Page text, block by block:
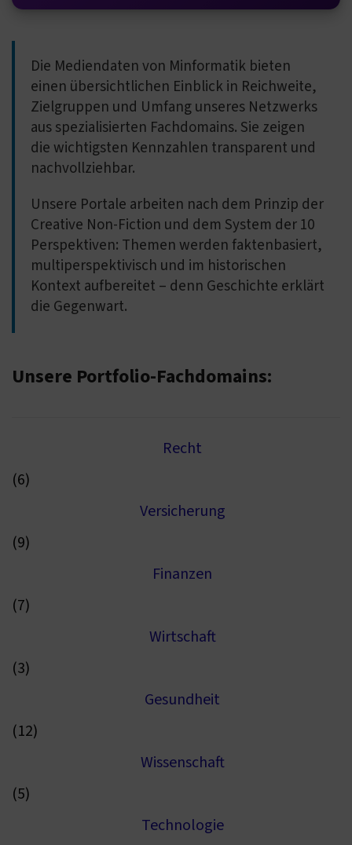
Die Mediendaten von Minformatik bieten
einen übersichtlichen Einblick in Reichweite,
Zielgruppen und Umfang unseres Netzwerks
aus spezialisierten Fachdomains. Sie zeigen
die wichtigsten Kennzahlen transparent und
nachvollziehbar.
Unsere Portale arbeiten nach dem Prinzip der
Creative Non-Fiction und dem System der 10
Perspektiven: Themen werden faktenbasiert,
multiperspektivisch und im historischen
Kontext aufbereitet – denn Geschichte erklärt
die Gegenwart.
Unsere Portfolio-Fachdomains:
Recht
(6)
Versicherung
(9)
Finanzen
(7)
Wirtschaft
(3)
Gesundheit
(12)
Wissenschaft
(5)
Technologie